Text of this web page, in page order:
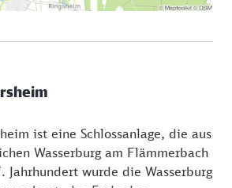
ist eine Schlossanlage, die aus
Wasserburg am Flämmerbach
Jahrhundert wurde die Wasserburg